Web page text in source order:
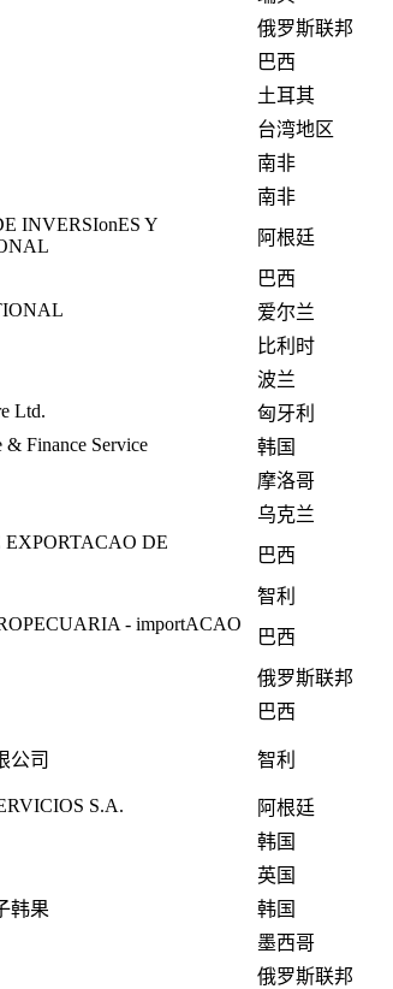
俄罗斯联邦
巴西
土耳其
台湾地区
南非
南非
INVERSIonES Y
阿根廷
巴西
爱尔兰
比利时
波兰
Ltd.
匈牙利
Finance Service
韩国
摩洛哥
乌克兰
DE
巴西
智利
- importACAO
巴西
俄罗斯联邦
巴西
公司 智利
S.A. 阿根廷
韩国
英国
韩果
韩国
墨西哥
俄罗斯联邦